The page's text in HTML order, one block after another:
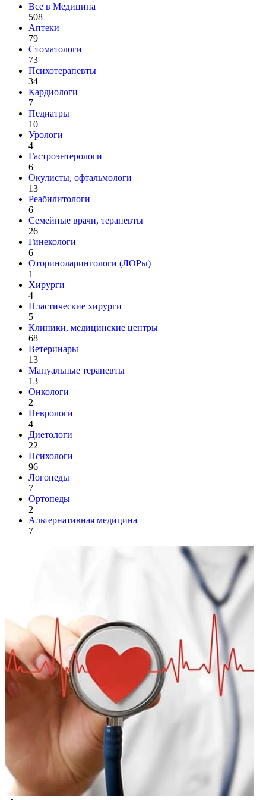
Все в Медицина
508
Аптеки
79
Стоматологи
73
Психотерапевты
34
Кардиологи
7
Педиатры
10
Урологи
4
Гастроэнтерологи
6
Окулисты, офтальмологи
13
Реабилитологи
6
Семейные врачи, терапевты
26
Гинекологи
6
Оториноларингологи (ЛОРы)
1
Хирурги
4
Пластические хирурги
5
Клиники, медицинские центры
68
Ветеринары
13
Мануальные терапевты
13
Онкологи
2
Неврологи
4
Диетологи
22
Психологи
96
Логопеды
7
Ортопеды
2
Альтернативная медицина
7